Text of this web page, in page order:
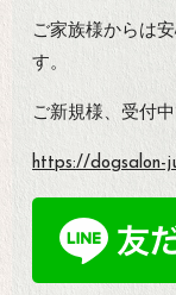
ご家族様からは
す。
ご新規様、受付
https://dogsalon-